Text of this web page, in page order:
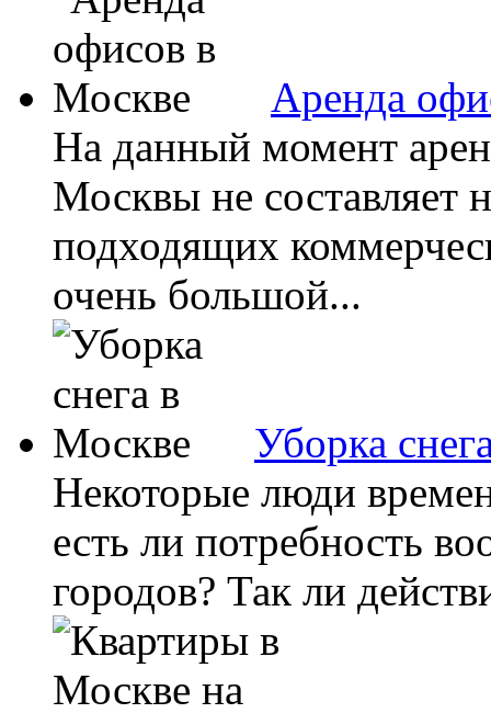
Аренда
На данный момент
Москвы не составляет
подходящих
очень большой...
Уборка
Некоторые люди
есть ли потребность
городов? Так ли